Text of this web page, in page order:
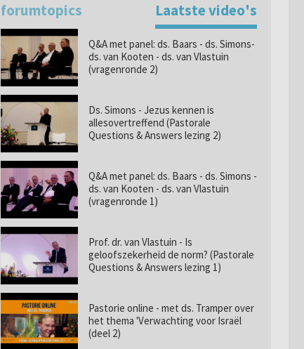
forumtopics Laatste video's
Q&A met panel: ds. Baars - ds. Simons-
ds. van Kooten - ds. van Vlastuin
(vragenronde 2)
Ds. Simons - Jezus kennen is
allesovertreffend (Pastorale
Questions & Answers lezing 2)
Q&A met panel: ds. Baars - ds. Simons -
ds. van Kooten - ds. van Vlastuin
(vragenronde 1)
Prof. dr. van Vlastuin - Is
geloofszekerheid de norm? (Pastorale
Questions & Answers lezing 1)
Pastorie online - met ds. Tramper over
het thema 'Verwachting voor Israël
(deel 2)